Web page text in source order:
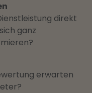
direkt
ganz
erwarten